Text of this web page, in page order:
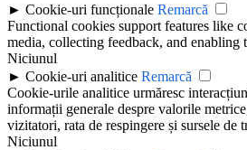
► Cookie-uri funcționale Remarcă
Functional cookies support features like
media, collecting feedback, and enabling
Niciunul
► Cookie-uri analitice Remarcă
Cookie-urile analitice urmăresc
informații generale despre valorile
vizitatori, rata de respingere și sursele de
Niciunul